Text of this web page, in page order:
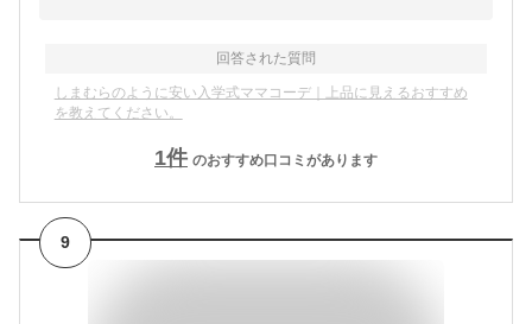
回答された質問
しまむらのように安い入学式ママコーデ｜上品に見えるおすすめ
を教えてください。
1件 のおすすめ口コミがあります
9